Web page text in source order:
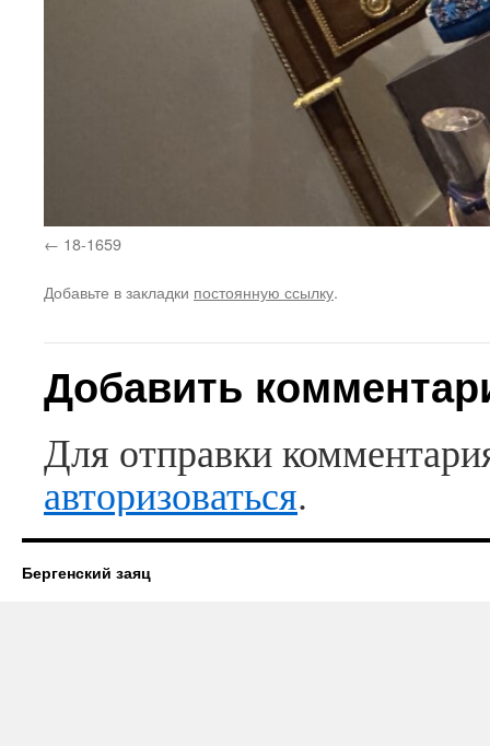
18-1659
Добавьте в закладки постоянную ссылку.
Добавить
Для отправки
авторизоваться.
Бергенский заяц